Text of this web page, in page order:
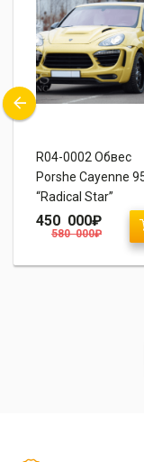
R04-0002 Обвес
Porshe Cayenne
“Radical Star”
580 000₽
450 000₽